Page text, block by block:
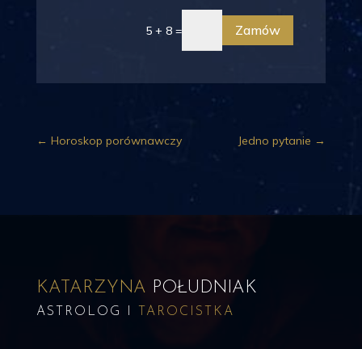
5 + 8 = Zamów
← Horoskop porównawczy Jedno pytanie →
KATARZYNA POŁUDNIAK
ASTROLOG I TAROCISTKA